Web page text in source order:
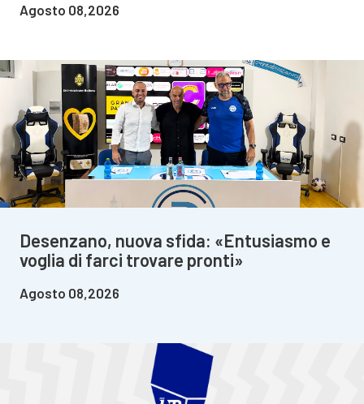
Agosto 08,2026
Desenzano, nuova sfida: «Entusiasmo e
voglia di farci trovare pronti»
Agosto 08,2026